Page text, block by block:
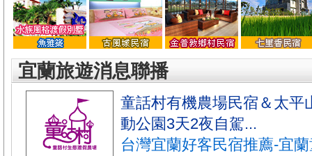
宜蘭旅遊消息聯播
童話村有機農場民宿＆太平
動公園3天2夜自駕...
台灣宜蘭好客民宿推薦-宜